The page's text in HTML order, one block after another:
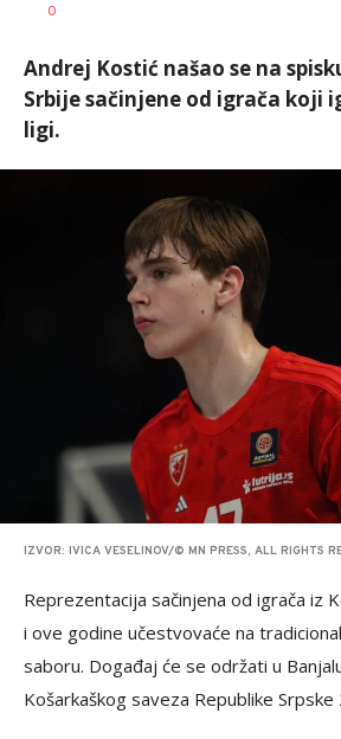
0
Andrej Kostić našao se na
Srbije sačinjene od igrača koji
ligi.
IZVOR: IVICA VESELINOV/© MN PRESS, ALL RIGHTS
Reprezentacija sačinjena od igrača iz
i ove godine učestvovaće na
saboru. Događaj će se održati u
Košarkaškog saveza Republike